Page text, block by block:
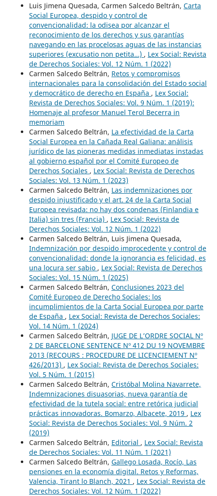
Luis Jimena Quesada, Carmen Salcedo Beltrán, Carta
Social Europea, despido y control de
convencionalidad: la odisea por alcanzar el
reconocimiento de los derechos y sus garantías
navegando en las procelosas aguas de las instancias
superiores (excusatio non petita…) , Lex Social: Revista
de Derechos Sociales: Vol. 12 Núm. 1 (2022)
Carmen Salcedo Beltrán, Retos y compromisos
internacionales para la consolidación del Estado social
y democrático de derecho en España , Lex Social:
Revista de Derechos Sociales: Vol. 9 Núm. 1 (2019):
Homenaje al profesor Manuel Terol Becerra in
memoriam
Carmen Salcedo Beltrán, La efectividad de la Carta
Social Europea en la Cañada Real Galiana: análisis
jurídico de las pioneras medidas inmediatas instadas
al gobierno español por el Comité Europeo de
Derechos Sociales , Lex Social: Revista de Derechos
Sociales: Vol. 13 Núm. 1 (2023)
Carmen Salcedo Beltrán, Las indemnizaciones por
despido injustificado y el art. 24 de la Carta Social
Europea revisada: no hay dos condenas (Finlandia e
Italia) sin tres (Francia) , Lex Social: Revista de
Derechos Sociales: Vol. 12 Núm. 1 (2022)
Carmen Salcedo Beltrán, Luis Jimena Quesada,
Indemnización por despido improcedente y control de
convencionalidad: donde la ignorancia es felicidad, es
una locura ser sabio , Lex Social: Revista de Derechos
Sociales: Vol. 15 Núm. 1 (2025)
Carmen Salcedo Beltrán, Conclusiones 2023 del
Comité Europeo de Derecho Sociales: los
incumplimientos de la Carta Social Europea por parte
de España , Lex Social: Revista de Derechos Sociales:
Vol. 14 Núm. 1 (2024)
Carmen Salcedo Beltrán, JUGE DE L’ORDRE SOCIAL Nº
2 DE BARCELONE SENTENCE Nº 412 DU 19 NOVEMBRE
2013 (RECOURS : PROCEDURE DE LICENCIEMENT Nº
426/2013) , Lex Social: Revista de Derechos Sociales:
Vol. 5 Núm. 1 (2015)
Carmen Salcedo Beltrán, Cristóbal Molina Navarrete,
Indemnizaciones disuasorias, nueva garantía de
efectividad de la tutela social: entre retórica judicial
prácticas innovadoras. Bomarzo, Albacete, 2019 , Lex
Social: Revista de Derechos Sociales: Vol. 9 Núm. 2
(2019)
Carmen Salcedo Beltrán, Editorial , Lex Social: Revista
de Derechos Sociales: Vol. 11 Núm. 1 (2021)
Carmen Salcedo Beltrán, Gallego Losada, Rocío, Las
pensiones en la economía digital. Retos y Reformas,
Valencia, Tirant lo Blanch, 2021 , Lex Social: Revista de
Derechos Sociales: Vol. 12 Núm. 1 (2022)